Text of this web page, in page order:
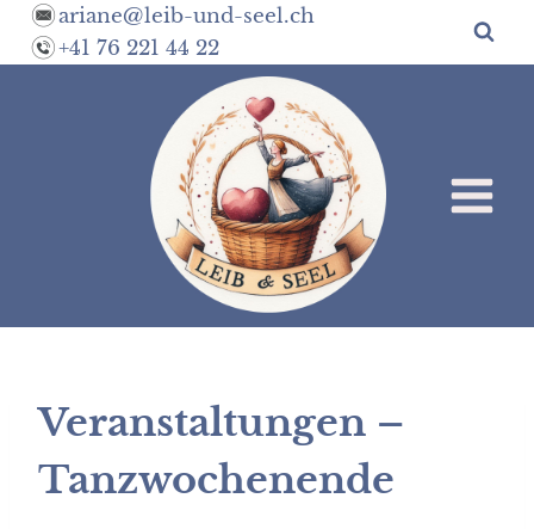
Zum
Inhalt
ariane@leib-und-seel.ch
+41 76 221 44 22
Veranstaltungen –
Tanzwochenende